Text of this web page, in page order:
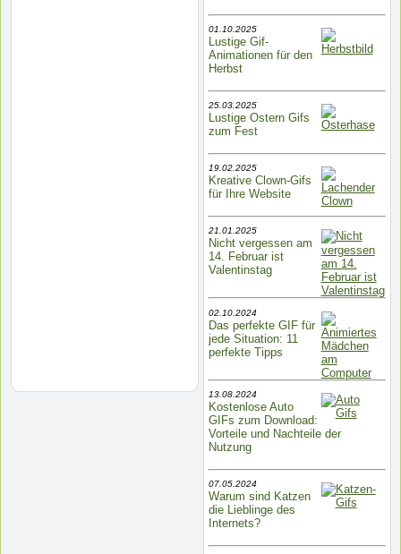
01.10.2025
Lustige Gif-
Animationen für den
Herbst
25.03.2025
Lustige Ostern Gifs
zum Fest
19.02.2025
Kreative Clown-Gifs
für Ihre Website
21.01.2025
Nicht vergessen am
14. Februar ist
Valentinstag
02.10.2024
Das perfekte GIF für
jede Situation: 11
perfekte Tipps
13.08.2024
Kostenlose Auto
GIFs zum Download:
Vorteile und Nachteile der
Nutzung
07.05.2024
Warum sind Katzen
die Lieblinge des
Internets?